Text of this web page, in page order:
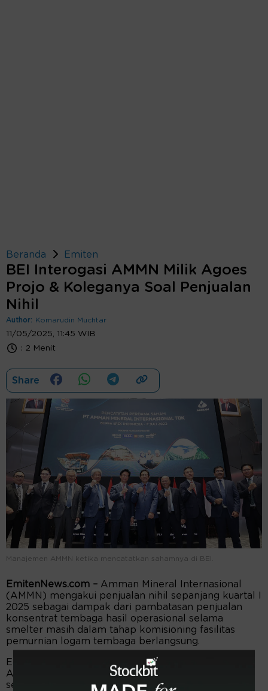
Beranda Emiten
BEI Interogasi AMMN Milik Agoes
Projo & Koleganya Soal Penjualan
Nihil
Author: Komarudin Muchtar
11/05/2025, 11:45 WIB
: 2 Menit
Share
Manajemen AMMN ketika mencatatkan sahamnya di BEI.
EmitenNews.com – Amman Mineral Internasional
(AMMN) mengakui penjualan nihil sepanjang kuartal I
2025 sebagai dampak dari pambatasan penjualan
konsentrat tembaga hasil operasional selama
smelter masih dalam tahap komisioning fasilitas
pemurnian logam tembaga berlangsung.
Emiten tambang mineral milik Agoes Projosasmito,
Anthoni Salim dan keluarga Panigoro (AMMN) ini
sebelumnya menyatakan penambangan dan